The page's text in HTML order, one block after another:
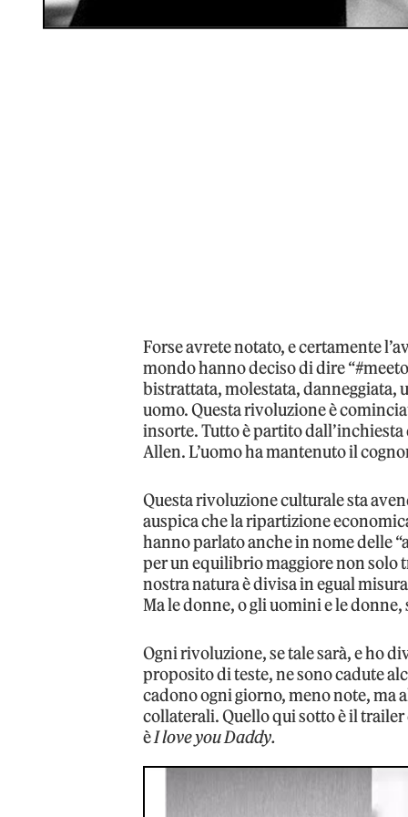
Forse avrete notato, e certamente
mondo hanno deciso di dire
bistrattata, molestata, danneggiata,
uomo. Questa rivoluzione è
insorte. Tutto è partito
Allen. L’uomo ha mantenuto il
Questa rivoluzione culturale sta
auspica che la ripartizione
hanno parlato anche in nome delle
per un equilibrio maggiore non solo
nostra natura è divisa in egual
Ma le donne, o gli uomini e le
Ogni rivoluzione, se tale sarà, e ho
proposito di teste, ne sono cadute
cadono ogni giorno, meno note, ma
collaterali. Quello qui sotto è il
èI love you Daddy.